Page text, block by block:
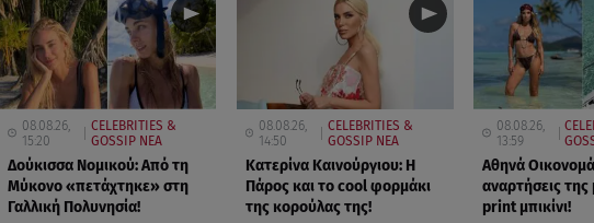
08.08.26,
15:20
CELEBRITIES &
GOSSIP ΝΕΑ
Δούκισσα Νομικού: Από τη
Μύκονο «πετάχτηκε» στη
Γαλλική Πολυνησία!
08.08.26,
14:50
CELEBRITIES &
GOSSIP ΝΕΑ
Κατερίνα Καινούργιου: Η
Πάρος και το cool φορμάκι
της κορούλας της!
08.08.26,
13:59
Αθηνά
αναρτήσεις
print μπικίνι!